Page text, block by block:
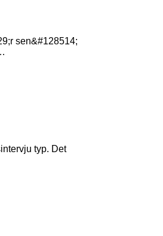
sen&#128514;
typ. Det